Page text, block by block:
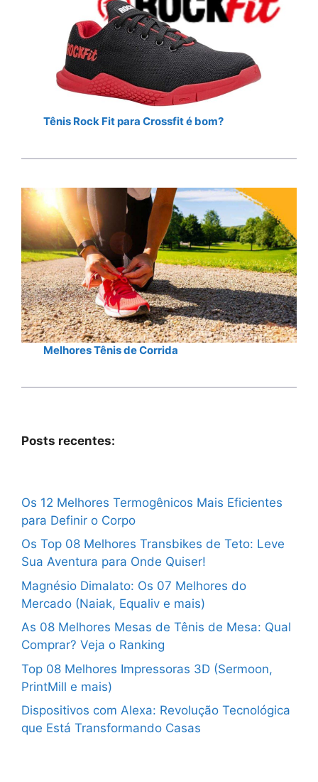
Tênis Rock Fit para Crossfit é bom?
Melhores Tênis de Corrida
Posts recentes:
Os 12 Melhores Termogênicos Mais Eficientes
para Definir o Corpo
Os Top 08 Melhores Transbikes de Teto: Leve
Sua Aventura para Onde Quiser!
Magnésio Dimalato: Os 07 Melhores do
Mercado (Naiak, Equaliv e mais)
As 08 Melhores Mesas de Tênis de Mesa: Qual
Comprar? Veja o Ranking
Top 08 Melhores Impressoras 3D (Sermoon,
PrintMill e mais)
Dispositivos com Alexa: Revolução Tecnológica
que Está Transformando Casas